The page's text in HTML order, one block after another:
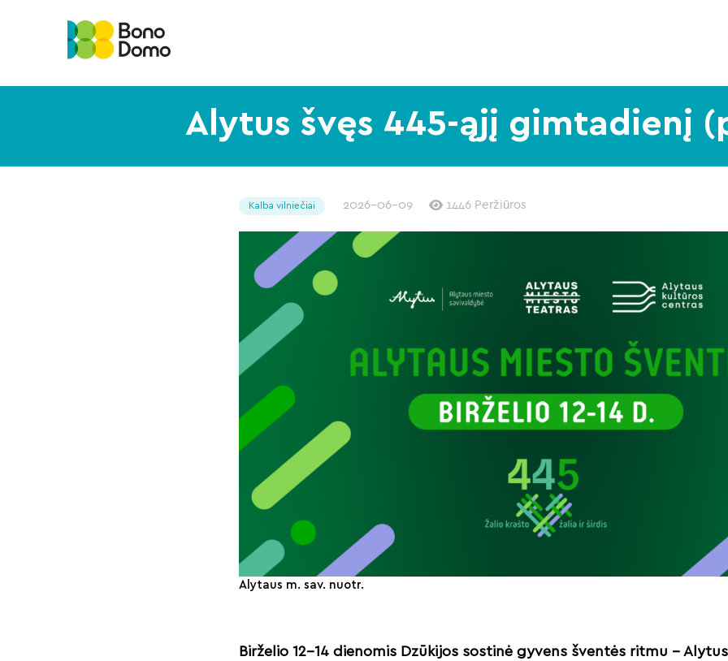
Alytus švęs 445-ąjį gimtadienį
Kalba vilniečiai 2026-06-09 1446 Peržiūros
Alytaus m. sav. nuotr.
Birželio 12–14 dienomis Dzūkijos sostinė gyvens šventės ritmu –